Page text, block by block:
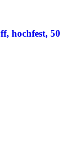
hochfest, 50